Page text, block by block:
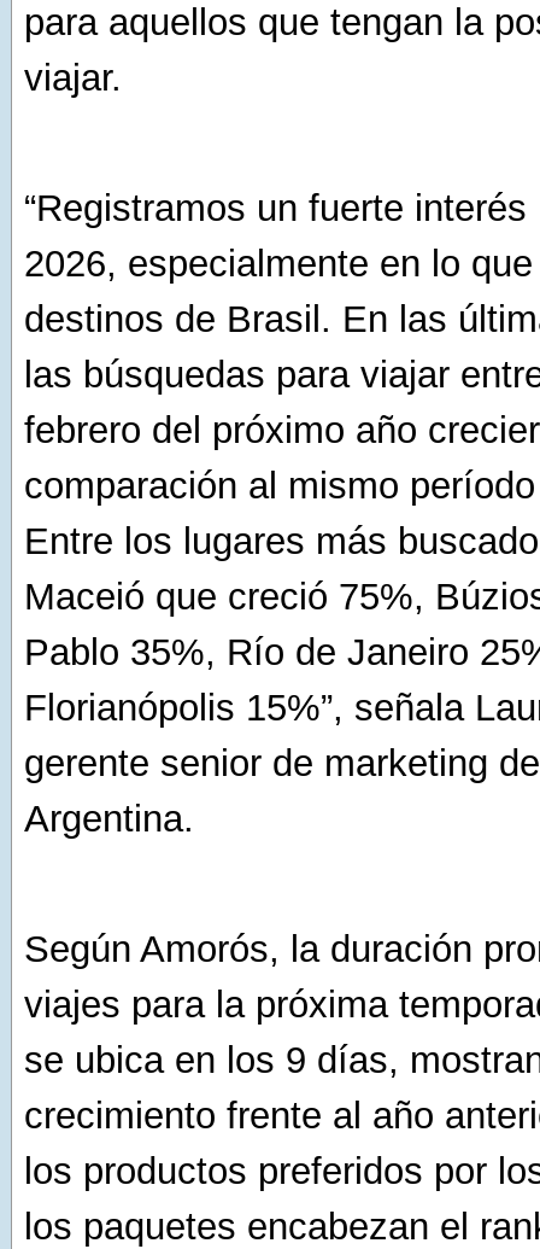
para aquellos que tengan la
viajar.
“Registramos un fuerte
2026, especialmente en lo
destinos de Brasil. En las
las búsquedas para viajar
febrero del próximo año
comparación al mismo
Entre los lugares más
Maceió que creció 75%,
Pablo 35%, Río de Janeiro
Florianópolis 15%”, señala
gerente senior de marketing
Argentina.
Según Amorós, la duración
viajes para la próxima
se ubica en los 9 días,
crecimiento frente al año
los productos preferidos por
los paquetes encabezan el